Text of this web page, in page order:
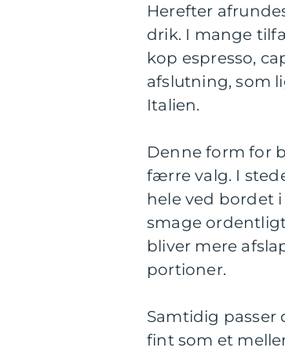
Herefter
drik. I mange
kop espresso,
afslutning, som
Italien.
Denne form for
færre valg. I
hele ved bordet
smage
bliver mere
portioner.
Samtidig passer
fint som et